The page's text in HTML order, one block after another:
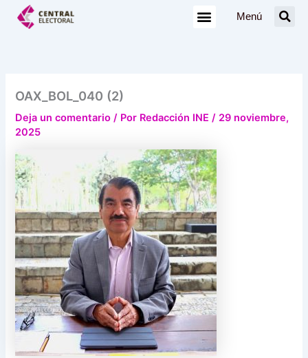
Menú
OAX_BOL_040 (2)
Deja un comentario / Por Redacción INE/ 29 noviembre,
2025